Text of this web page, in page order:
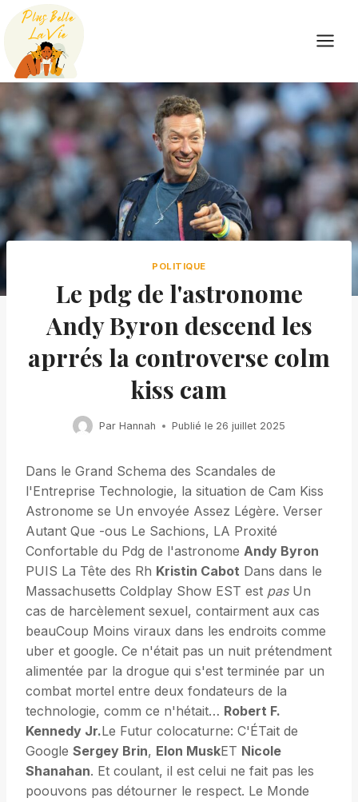
Skip
content
POLITIQUE
Le pdg de l'astronome
Andy Byron descend les
aprrés la controverse colm
kiss cam
Par Hannah Publié le 26 juillet 2025
Dans le Grand Schema des Scandales de
l'Entreprise Technologie, la situation de Cam Kiss
Astronome se Un envoyée Assez Légère. Verser
Autant Que -ous Le Sachions, LA Proxité
Confortable du Pdg de l'astronome Andy Byron
PUIS La Tête des Rh Kristin Cabot Dans dans le
Massachusetts Coldplay Show EST est pasUn
cas de harcèlement sexuel, contairment aux cas
beauCoup Moins viraux dans les endroits comme
uber et google. Ce n'était pas un nuit prétendment
alimentée par la drogue qui s'est terminée par un
combat mortel entre deux fondateurs de la
technologie, comm ce n'hétait… Robert F.
Kennedy Jr.Le Futur colocaturne: C'ÉTait de
Google Sergey Brin, Elon MuskET Nicole
Shanahan. Et coulant, il est celui ne fait pas les
poouvons pas détourner le respect. Le Monde